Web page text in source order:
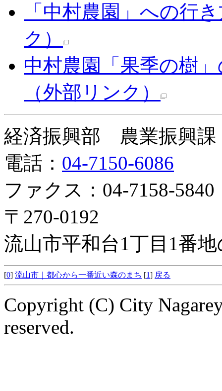
「中村農園」への行
ク）
中村農園「果季の樹
（外部リンク）
経済振興部 農業振興課
電話： 04-7150-6086
ファクス：04-7158-5840
〒270-0192
流山市平和台1丁目1番
[0] 流山市｜都心から一番近い森のまち [1] 戻る
Copyright (C) City
reserved.